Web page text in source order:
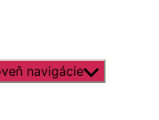
navigácie